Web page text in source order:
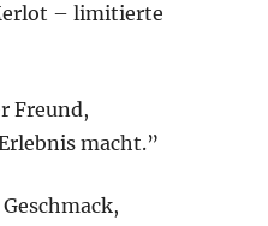
– limitierte
Freund,
macht.”